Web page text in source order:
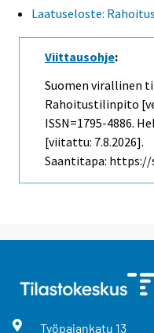
Laatuseloste:
Viittausohje:
Suomen virallinen
Rahoitustilinpito
ISSN=1795-4886.
[viitattu: 7.8.2026].
Saantitapa:
Työpajankatu 13